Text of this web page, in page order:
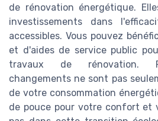
de rénovation énergétique.
investissements dans
accessibles. Vous pouvez
et d'aides de service public
travaux de rénovation.
changements ne sont pas
de votre consommation
de pouce pour votre confort et